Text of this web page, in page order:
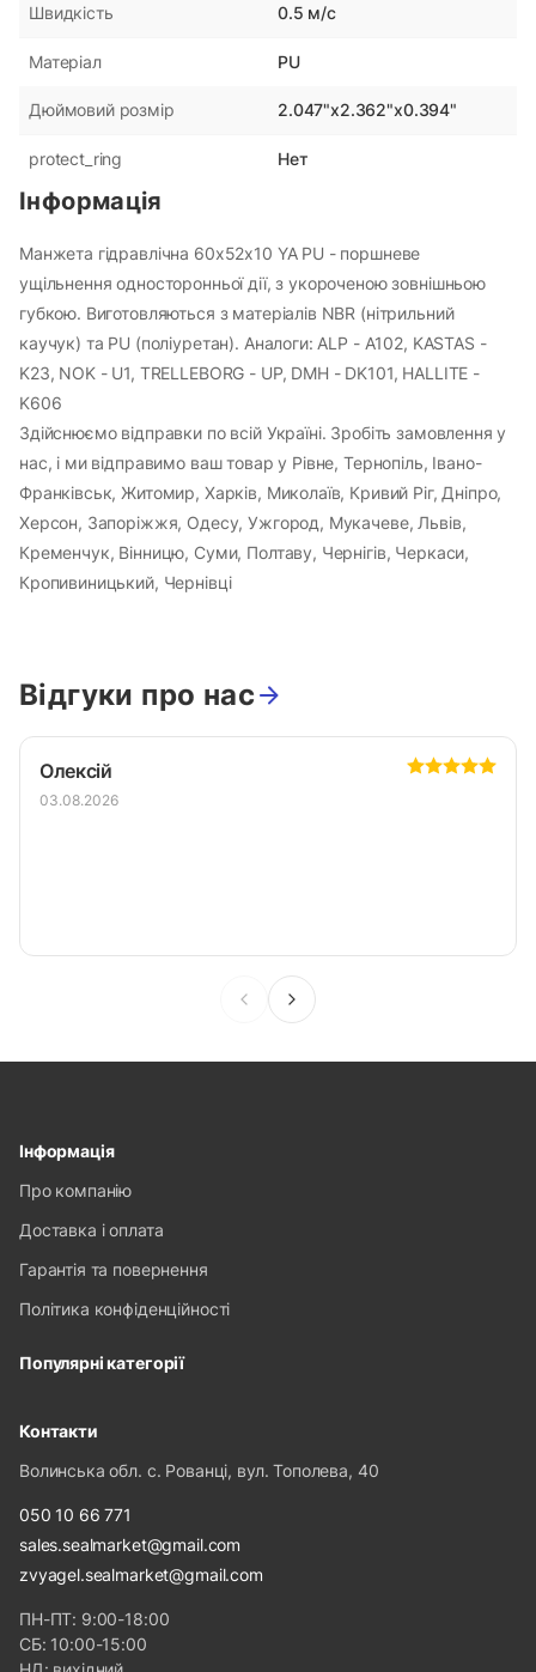
Швидкість 0.5 м/с
Матеріал PU
Дюймовий розмір 2.047"x2.362"x0.394"
protect_ring Нет
Інформація
Манжета гідравлічна 60х52х10 YA PU - поршневе
ущільнення односторонньої дії, з укороченою зовнішньою
губкою. Виготовляються з матеріалів NBR (нітрильний
каучук) та PU (поліуретан). Аналоги: ALP - A102, KASTAS -
K23, NOK - U1, TRELLEBORG - UP, DMH - DK101, HALLITE -
K606
Здійснюємо відправки по всій Україні. Зробіть замовлення у
нас, і ми відправимо ваш товар у Рівне, Тернопіль, Івано-
Франківськ, Житомир, Харків, Миколаїв, Кривий Ріг, Дніпро,
Херсон, Запоріжжя, Одесу, Ужгород, Мукачеве, Львів,
Кременчук, Вінницю, Суми, Полтаву, Чернігів, Черкаси,
Кропивиницький, Чернівці
Відгуки про нас
Олексій
03.08.2026
Інформація
Про компанію
Доставка і оплата
Гарантія та повернення
Політика конфіденційності
Популярні категорії
Контакти
Волинська обл. с. Рованці, вул. Тополева, 40
050 10 66 771
sales.sealmarket@gmail.com
zvyagel.sealmarket@gmail.com
ПН-ПТ: 9:00-18:00
СБ: 10:00-15:00